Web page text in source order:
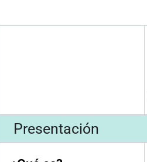
Presentación